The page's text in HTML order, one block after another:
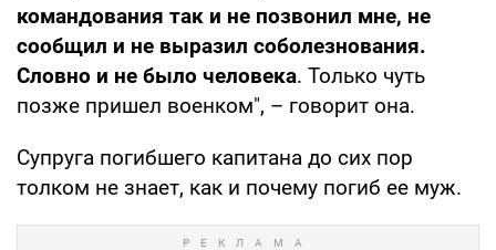
командования так и не позвонил мне, не
сообщил и не выразил соболезнования.
Словно и не было человека. Только чуть
позже пришел военком", – говорит она.
Супруга погибшего капитана до сих пор
толком не знает, как и почему погиб ее муж.